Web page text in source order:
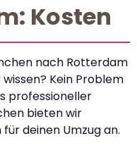
Kosten
nach Rotterdam
Kein Problem
professioneller
bieten wir
deinen Umzug an.